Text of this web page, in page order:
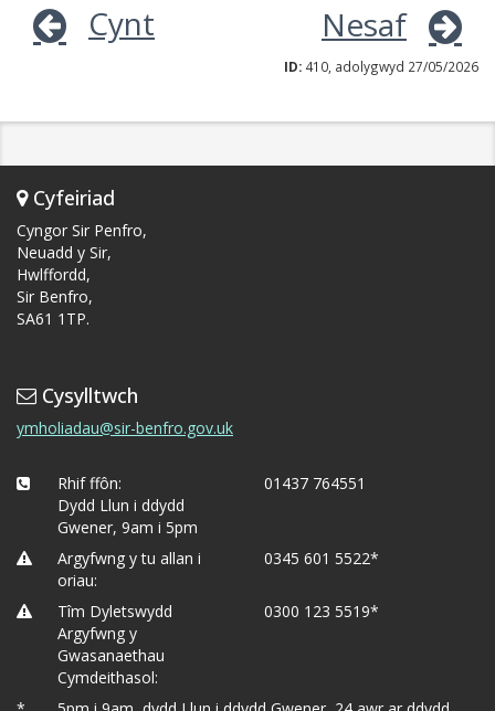
Cynt Nesaf
ID: 410, adolygwyd 27/05/2026
Cyfeiriad
Cyngor Sir Penfro,
Neuadd y Sir,
Hwlffordd,
Sir Benfro,
SA61 1TP.
Cysylltwch
ymholiadau@sir-benfro.gov.uk
Rhif ffôn:
Dydd Llun i ddydd
Gwener, 9am i 5pm
01437 764551
Argyfwng y tu allan i
oriau:
0345 601 5522*
Tîm Dyletswydd
Argyfwng y
Gwasanaethau
Cymdeithasol:
0300 123 5519*